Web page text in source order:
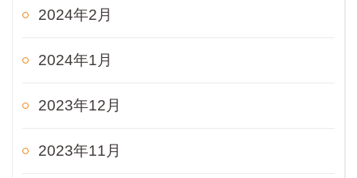
2024年2月
2024年1月
2023年12月
2023年11月